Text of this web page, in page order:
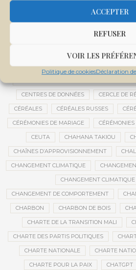
ACCEPTER
REFUSER
VOIR LES
Politique de cookiesDéclaration
CENTRALE SOLAIRE DE SANANKOROBA
CENTRE D'INTELLIGENCE
CENTRE DE SANTÉ COMMUNAUTAIRE
CENTRE INTERNATIONAL DE
CENTRE MALI
CENTRES DE DONNÉES CERCLE DE
CÉRÉALES CÉRÉALES RUSSES
CÉRÉMONIES DE MARIAGE CÉRÉMONIES
CEUTA CHAHANA TAKIOU
CHAÎNES D’APPROVISIONNEMENT
CHANGEMENT CLIMATIQUE
CHANGEMENT
CHANGEMENT DE COMPORTEMENT
CHARBON CHARBON DE BOIS
CHARTE DE LA TRANSITION MALI
CHARTE DES PARTIS POLITIQUES
CHARTE NATIONALE CHARTE
CHARTE POUR LA PAIX CHATGPT